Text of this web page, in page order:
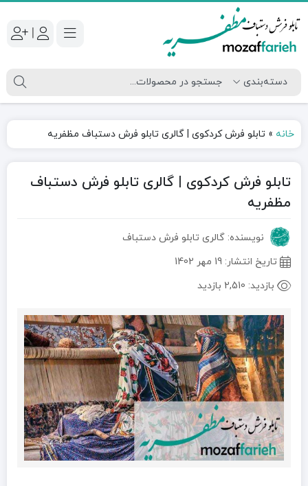
|
خانه » تابلو فرش کردکوی | گالری تابلو فرش دستباف مظفریه
تابلو فرش کردکوی | گالری تابلو فرش دستباف
مظفریه
نویسنده: گالری تابلو فرش دستباف
تاریخ انتشار: 19 مهر 1402
بازدید: 2,510 بازدید